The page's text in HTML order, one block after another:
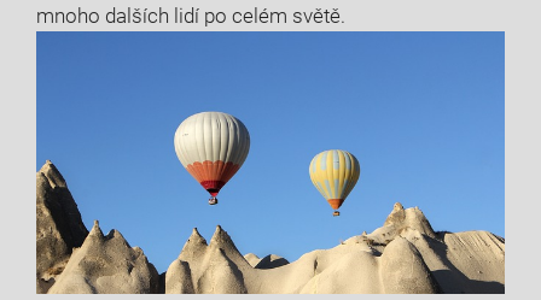
mnoho dalších lidí po celém světě.